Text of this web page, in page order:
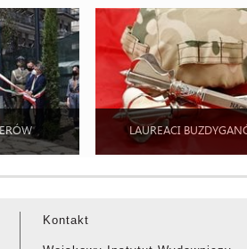
LAUREACI
Kontakt